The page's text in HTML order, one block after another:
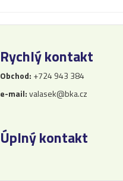
Rychlý kontakt
Obchod: +724 943 384
e-mail:valasek@bka.cz
Úplný kontakt